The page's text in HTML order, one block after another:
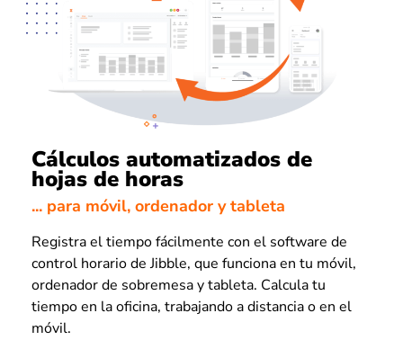
Cálculos automatizados de
hojas de horas
... para móvil, ordenador y tableta
Registra el tiempo fácilmente con el software de
control horario de Jibble, que funciona en tu móvil,
ordenador de sobremesa y tableta. Calcula tu
tiempo en la oficina, trabajando a distancia o en el
móvil.